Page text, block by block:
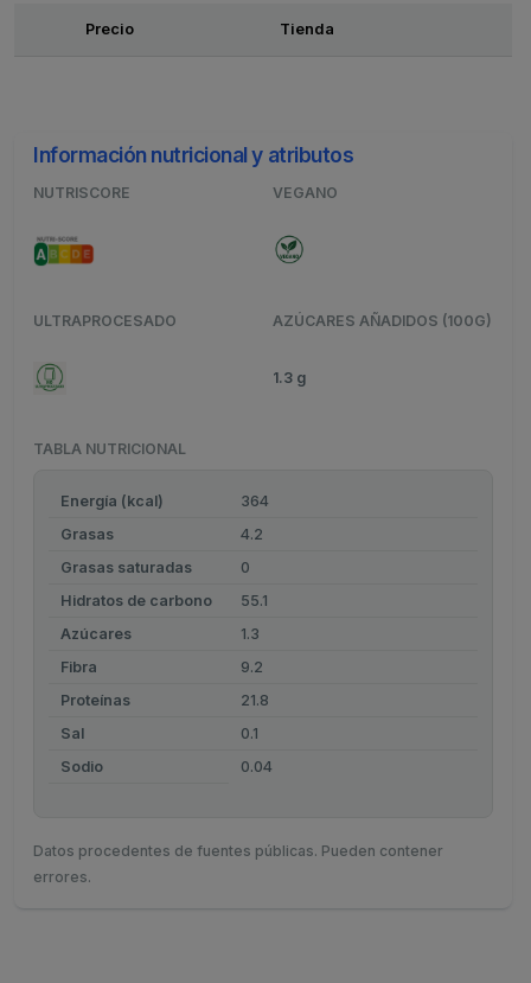
OfertasPrecio Tienda
Información nutricional y atributos
NUTRISCORE VEGANO
ULTRAPROCESADO AZÚCARES AÑADIDOS (100G)
1.3 g
TABLA NUTRICIONAL
Energía (kcal)
364
Grasas
4.2
Grasas saturadas
0
Hidratos de carbono
55.1
Azúcares
1.3
Fibra
9.2
Proteínas
21.8
Sal
0.1
Sodio
0.04
Datos procedentes de fuentes públicas. Pueden contener
errores.